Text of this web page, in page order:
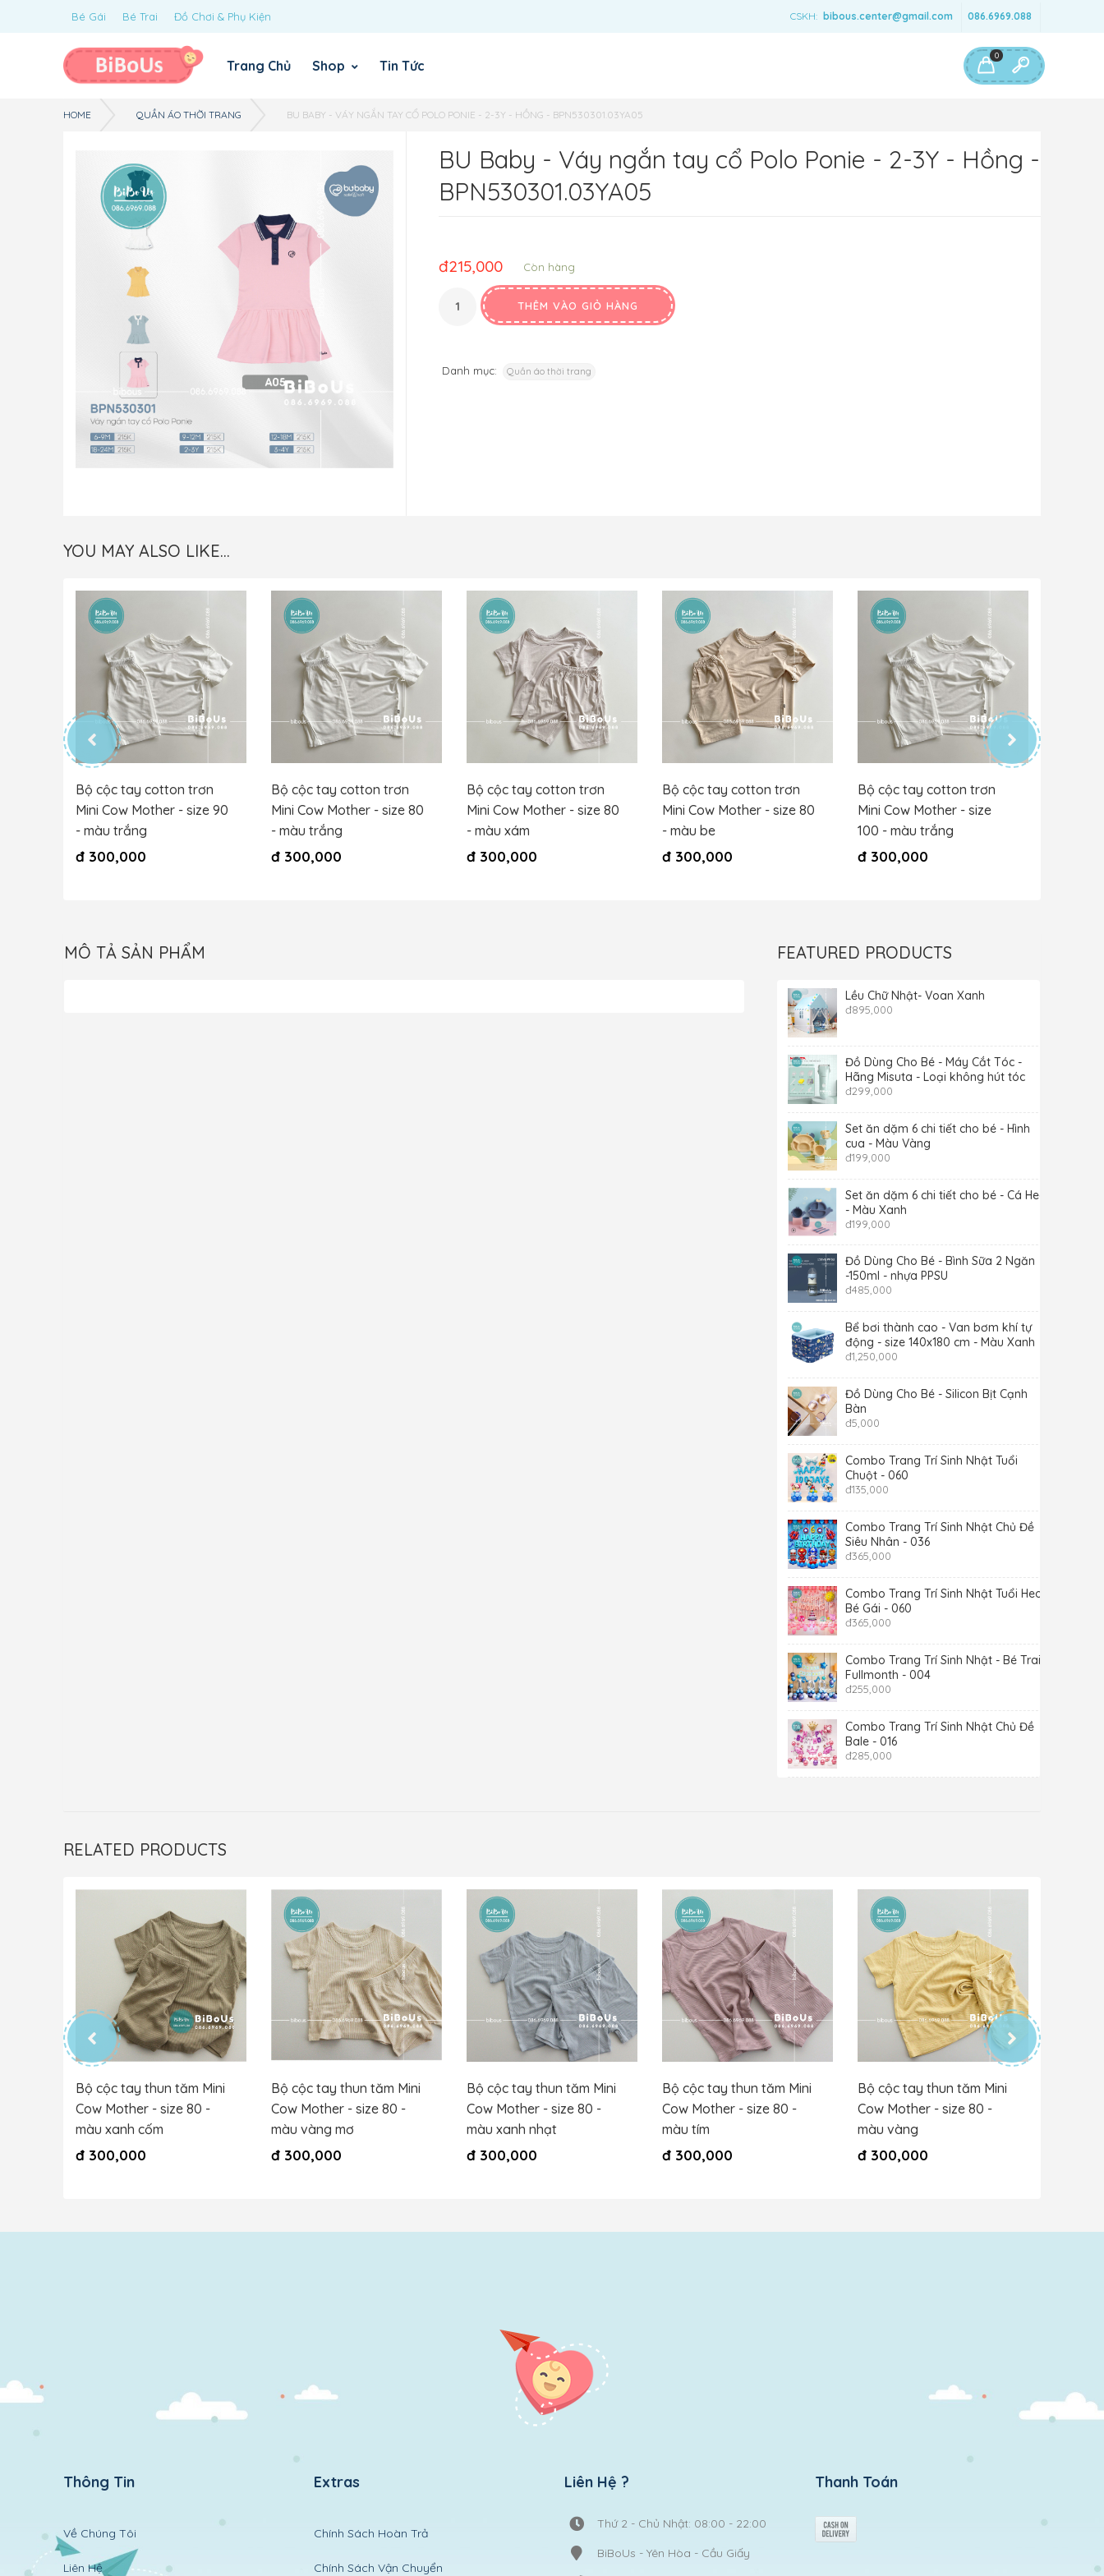
CSKH: bibous.center@gmail.com 086.6969.088
Bé Gái Bé Trai Đồ Chơi & Phụ Kiện
0
Trang Chủ Shop Tin Tức
HOME QUẦN ÁO THỜI TRANG BU BABY - VÁY NGẮN TAY CỔ POLO PONIE - 2-3Y - HỒNG - BPN530301.03YA05
BU Baby - Váy ngắn tay cổ Polo Ponie - 2-3Y - Hồng -
BPN530301.03YA05
đ215,000 Còn hàng
THÊM VÀO GIỎ HÀNG
Danh mục: Quần áo thời trang
YOU MAY ALSO LIKE…
Bộ cộc tay cotton trơn
Mini Cow Mother - size 90
- màu trắng
đ 300,000
Bộ cộc tay cotton trơn
Mini Cow Mother - size 80
- màu trắng
đ 300,000
Bộ cộc tay cotton trơn
Mini Cow Mother - size 80
- màu xám
đ 300,000
Bộ cộc tay cotton trơn
Mini Cow Mother - size 80
- màu be
đ 300,000
Bộ cộc tay cotton trơn
Mini Cow Mother - size
100 - màu trắng
đ 300,000
MÔ TẢ SẢN PHẨM FEATURED PRODUCTS
Lều Chữ Nhật- Voan Xanh
đ895,000
Đồ Dùng Cho Bé - Máy Cắt Tóc -
Hãng Misuta - Loại không hút tóc
đ299,000
Set ăn dặm 6 chi tiết cho bé - Hình
cua - Màu Vàng
đ199,000
Set ăn dặm 6 chi tiết cho bé - Cá Heo
- Màu Xanh
đ199,000
Đồ Dùng Cho Bé - Bình Sữa 2 Ngăn
-150ml - nhựa PPSU
đ485,000
Bể bơi thành cao - Van bơm khí tự
động - size 140x180 cm - Màu Xanh
đ1,250,000
Đồ Dùng Cho Bé - Silicon Bịt Cạnh
Bàn
đ5,000
Combo Trang Trí Sinh Nhật Tuổi
Chuột - 060
đ135,000
Combo Trang Trí Sinh Nhật Chủ Đề
Siêu Nhân - 036
đ365,000
Combo Trang Trí Sinh Nhật Tuổi Heo -
Bé Gái - 060
đ365,000
Combo Trang Trí Sinh Nhật - Bé Trai -
Fullmonth - 004
đ255,000
Combo Trang Trí Sinh Nhật Chủ Đề
Bale - 016
đ285,000
RELATED PRODUCTS
Bộ cộc tay thun tăm Mini
Cow Mother - size 80 -
màu xanh cốm
đ 300,000
Bộ cộc tay thun tăm Mini
Cow Mother - size 80 -
màu vàng mơ
đ 300,000
Bộ cộc tay thun tăm Mini
Cow Mother - size 80 -
màu xanh nhạt
đ 300,000
Bộ cộc tay thun tăm Mini
Cow Mother - size 80 -
màu tím
đ 300,000
Bộ cộc tay thun tăm Mini
Cow Mother - size 80 -
màu vàng
đ 300,000
Thông Tin
Về Chúng Tôi
Liên Hệ
Extras
Chính Sách Hoàn Trả
Chính Sách Vận Chuyển
Liên Hệ ?
Thứ 2 - Chủ Nhật: 08:00 - 22:00
BiBoUs - Yên Hòa - Cầu Giấy
Thanh Toán